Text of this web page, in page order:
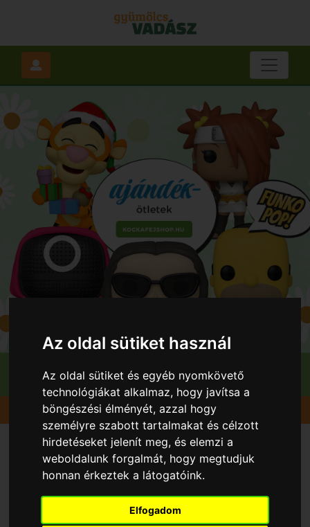
Az oldal sütiket használ
Az oldal sütiket és egyéb nyomkövető
technológiákat alkalmaz, hogy javítsa a
böngészési élményét, azzal hogy
személyre szabott tartalmakat és célzott
hirdetéseket jelenít meg, és elemzi a
weboldalunk forgalmát, hogy megtudjuk
honnan érkeztek a látogatóink.
Elfogadom
Gyümölcsök Málna Autumn Bliss (Blissy)